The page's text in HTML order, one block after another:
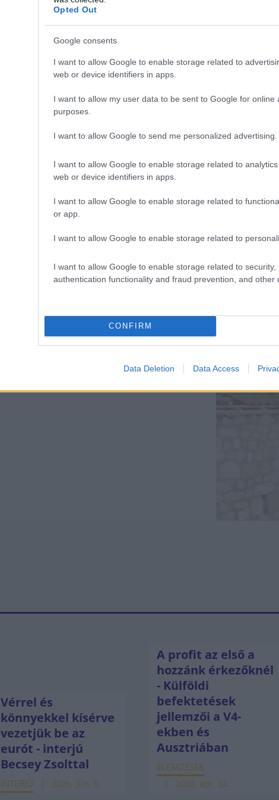
Opted Out
Google consents
I want to allow Google to enable storage related to
web or device identifiers in apps.
I want to allow my user data to be sent to Google for online
purposes.
I want to allow Google to send me personalized advertising.
I want to allow Google to enable storage related to
web or device identifiers in apps.
I want to allow Google to enable storage related to
or app.
I want to allow Google to enable storage related to
I want to allow Google to enable storage related to security,
authentication functionality and fraud prevention, and other
CONFIRM
Data Deletion Data Access
Vérrel és
könnyekkel kísérve
vezetjük be az
eurót - interjú
Becsey Zsolttal
INTERJÚ 2026. jún. 6.
A profit az első a
hozzánk érkezőknél
- Külföldi
befektetések
jellemzői a V4-
ekben és
Ausztriában
ELEMZÉSEK
2026. ápr. 24.